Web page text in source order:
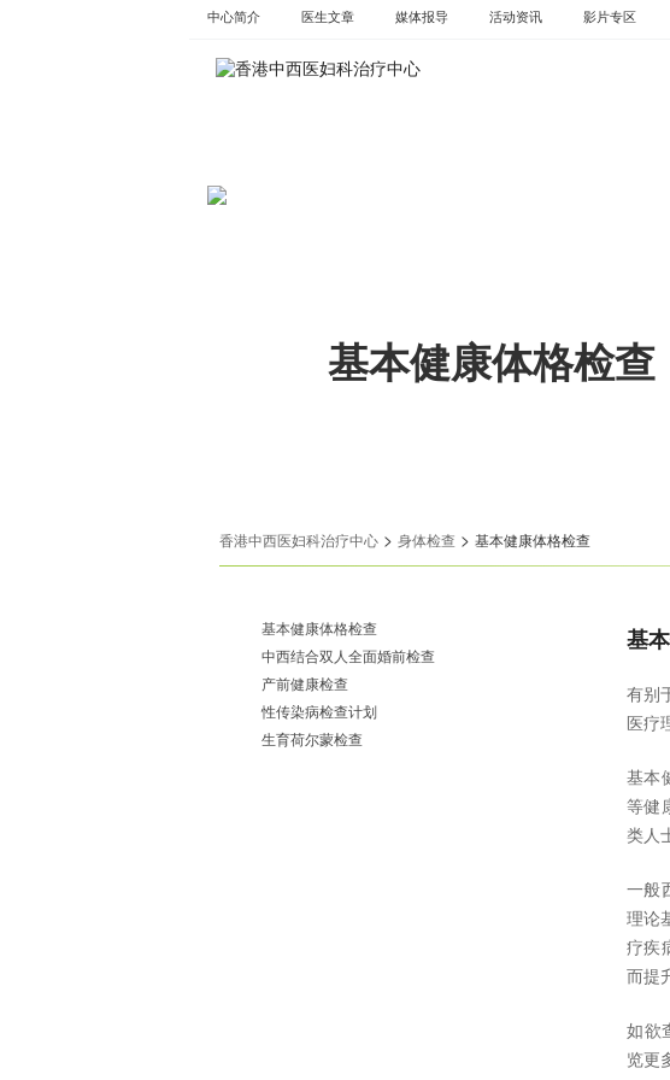
Skip
to
中心简介 医生文章 媒体报导 活动资​​讯 影片专区
基本健康体格检查
香港中西医妇科治疗中心 > 身体检查 > 基本健康体格检查
基本健康体格检查
中西结合双人全面婚前检查
产前健康检查
性传染病检查计划
生育荷尔蒙检查
基
有别
医疗
基本
等健
类人
一般
理论
疗疾
而提
如欲
览更